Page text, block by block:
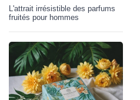
L'attrait irrésistible des parfums
fruités pour hommes